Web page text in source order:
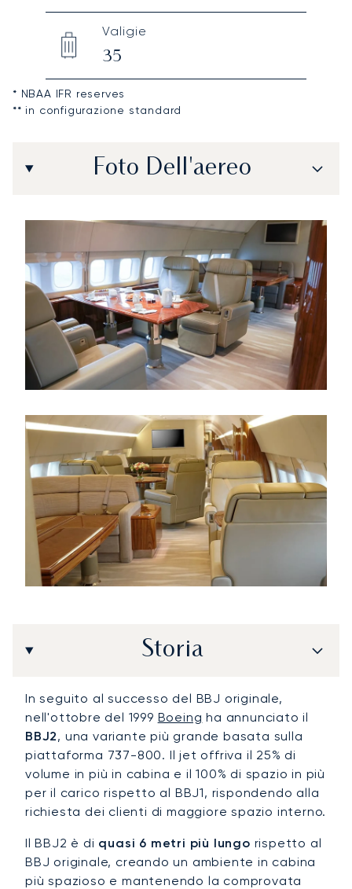
Valigie
35
* NBAA IFR reserves
** in configurazione standard
Foto Dell'aereo
Storia
In seguito al successo del BBJ originale,
nell'ottobre del 1999 Boeing ha annunciato il
BBJ2, una variante più grande basata sulla
piattaforma 737-800. Il jet offriva il 25% di
volume in più in cabina e il 100% di spazio in più
per il carico rispetto al BBJ1, rispondendo alla
richiesta dei clienti di maggiore spazio interno.
Il BBJ2 è di quasi 6 metri più lungo rispetto al
BBJ originale, creando un ambiente in cabina
più spazioso e mantenendo la comprovata